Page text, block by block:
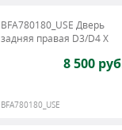
BFA780180_USE Дверь
задняя правая D3/D4 X
8 500
BFA780180_USE